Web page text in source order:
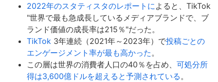
2022年のスタティスタのレポートによると、TikTok
"世界で最も急成長しているメディアブランドで、ブ
ランド価値の成長率は215％"だった。
TikTok 3年連続（2021年～2023年）で投稿ごとの
エンゲージメント率が最も高かった。
この層は世界の消費者人口の40％を占め、 可処分所
得は3,600億ドルを超えると予測されている。